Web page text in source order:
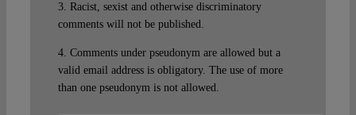
3. Racist, sexist and otherwise discriminatory
comments will not be published.
4. Comments under pseudonym are allowed but a
valid email address is obligatory. The use of more
than one pseudonym is not allowed.